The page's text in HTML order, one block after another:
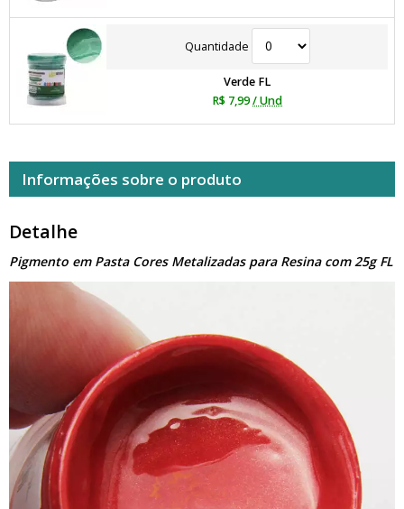
Quantidade
Verde FL
R$ 7,99/ Und
Informações sobre o produto
Detalhe
Pigmento em Pasta Cores Metalizadas para Resina com 25g FL